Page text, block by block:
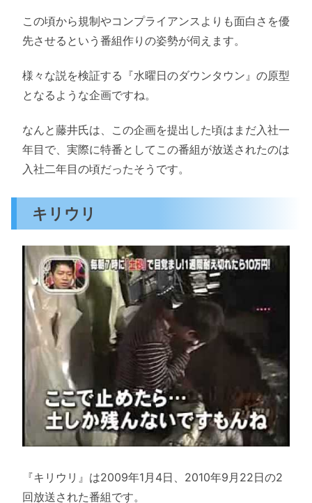
この頃から規制やコンプライアンスよりも面白さを優
先させるという番組作りの姿勢が伺えます。
様々な説を検証する『水曜日のダウンタウン』の原型
となるような企画ですね。
なんと藤井氏は、この企画を提出した頃はまだ入社一
年目で、実際に特番としてこの番組が放送されたのは
入社二年目の頃だったそうです。
キリウリ
『キリウリ』は2009年1月4日、2010年9月22日の2
回放送された番組です。